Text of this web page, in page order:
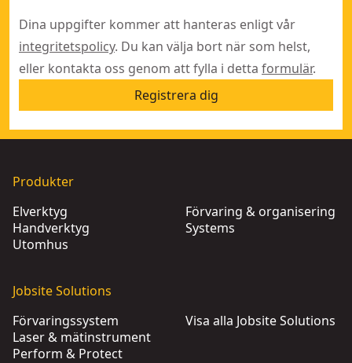
Dina uppgifter kommer att hanteras enligt vår
integritetspolicy. Du kan välja bort när som helst,
eller kontakta oss genom att fylla i detta formulär.
Registrera dig
Produkter
Elverktyg
Handverktyg
Utomhus
Förvaring & organisering
Systems
Jobsite Solutions
Förvaringssystem
Laser & mätinstrument
Perform & Protect
Visa alla Jobsite Solutions